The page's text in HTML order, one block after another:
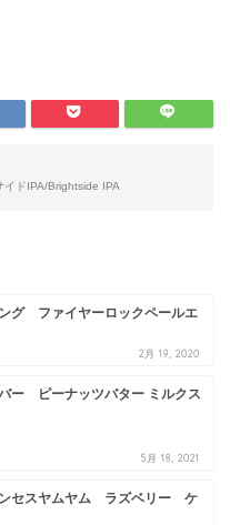
ドIPA/Brightside IPA
グ ファイヤーロックペールエ
2月 19, 2020
ー ピーナッツバター ミルクス
5月 18, 2021
セスヤムヤム ラズベリー ケ